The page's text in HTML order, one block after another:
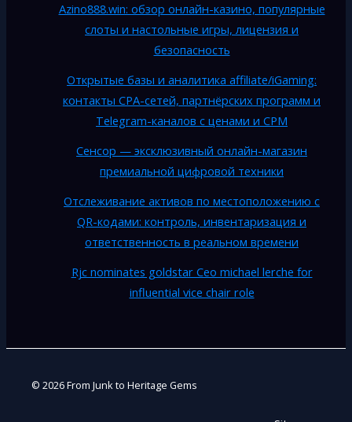
Azino888.win: обзор онлайн-казино, популярные
слоты и настольные игры, лицензия и
безопасность
Открытые базы и аналитика affiliate/iGaming:
контакты CPA-сетей, партнёрских программ и
Telegram-каналов с ценами и CPM
Сенсор — эксклюзивный онлайн-магазин
премиальной цифровой техники
Отслеживание активов по местоположению с
QR-кодами: контроль, инвентаризация и
ответственность в реальном времени
Rjc nominates goldstar Ceo michael lerche for
influential vice chair role
© 2026 From Junk to Heritage Gems